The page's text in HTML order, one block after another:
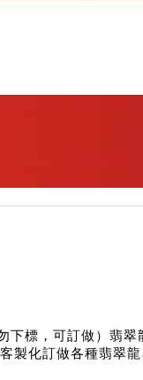
勿下標，可訂做）翡
製化訂做各種翡翠